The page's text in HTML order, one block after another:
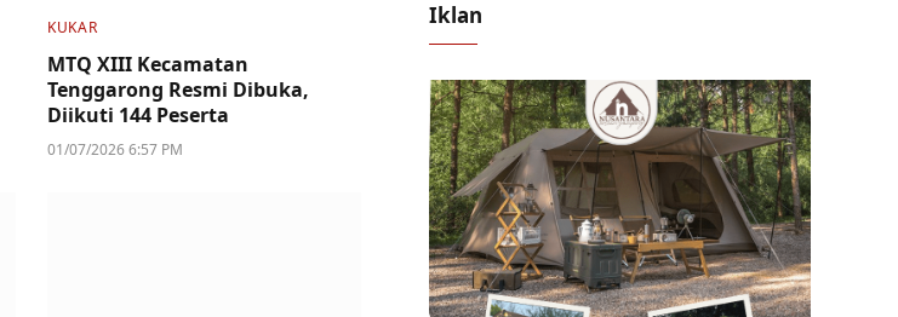
KUKAR
MTQ XIII Kecamatan
Tenggarong Resmi Dibuka,
Diikuti 144 Peserta
01/07/2026 6:57 PM
Iklan